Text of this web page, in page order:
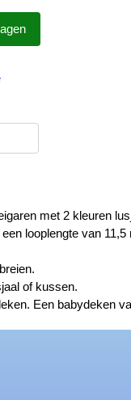
met 2 kleuren
looplengte van 11,5
of kussen.
Een babydeken